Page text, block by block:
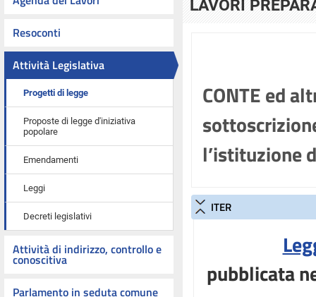
Resoconti
Attività Legislativa
Progetti di legge
Proposte di legge d'iniziativa
popolare
Emendamenti
Leggi
Decreti legislativi
Attività di indirizzo, controllo e
conoscitiva
Parlamento in seduta comune
LAVORI
CONTE ed
l’istituzione
ITER
pubblicata